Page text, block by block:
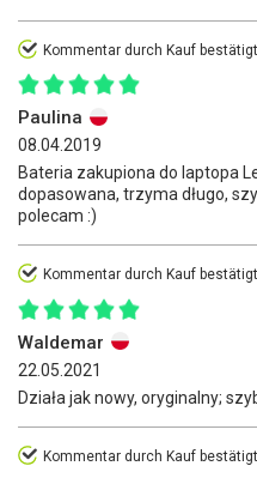
Kommentar durch Kauf bestätigt
Paulina
08.04.2019
Bateria zakupiona do laptopa
dopasowana, trzyma długo,
polecam :)
Kommentar durch Kauf bestätigt
Waldemar
22.05.2021
Działa jak nowy, oryginalny;
Kommentar durch Kauf bestätigt